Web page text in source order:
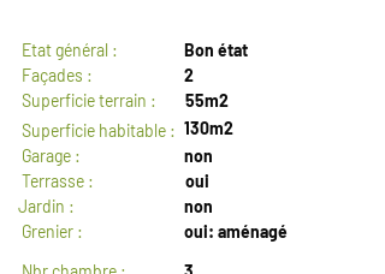
Etat général :
Bon état
Façades :
2
Superficie terrain :
55m2
Superficie habitable : 130m2
Garage :
non
Terrasse :
oui
Jardin :
non
Grenier :
oui: aménagé